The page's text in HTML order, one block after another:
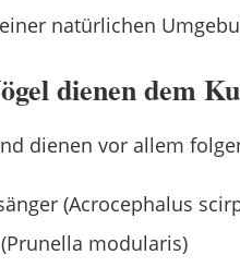
natürlichen
dienen dem
dienen vor allem
(Acrocephalus
modularis)